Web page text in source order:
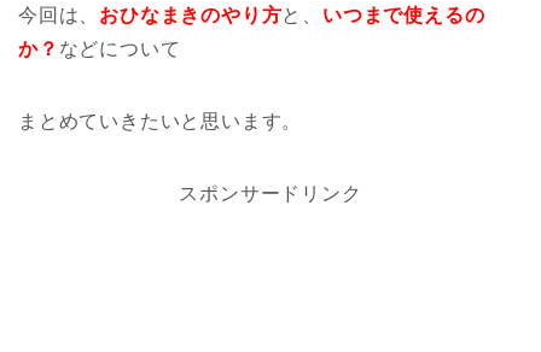
今回は、 おひなまきのやり方と、 いつまで使えるの
か？ などについて
まとめていきたいと思います。
スポンサードリンク